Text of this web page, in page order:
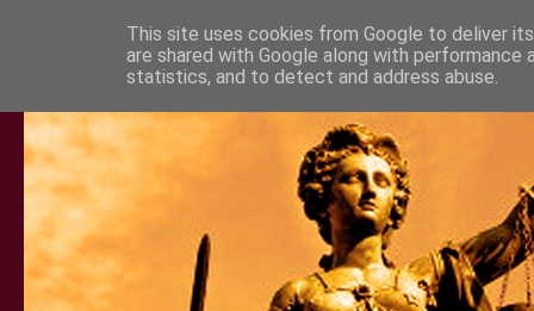
This site uses cookies from Google to deliver
are shared with Google along with
statistics, and to detect and address abuse.